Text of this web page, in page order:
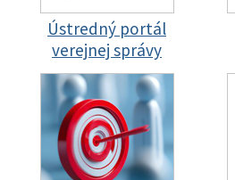
Ústredný portál
verejnej správy